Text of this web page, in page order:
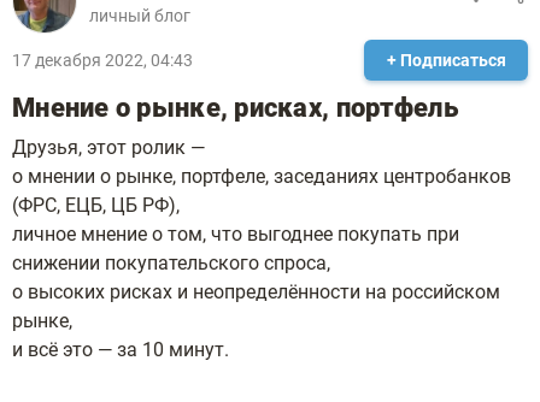
личный блог
17 декабря 2022, 04:43 + Подписаться
Мнение о рынке, рисках, портфель
Друзья, этот ролик —
о мнении о рынке, портфеле, заседаниях центробанков
(ФРС, ЕЦБ, ЦБ РФ),
личное мнение о том, что выгоднее покупать при
снижении покупательского спроса,
о высоких рисках и неопределённости на российском
рынке,
и всё это — за 10 минут.